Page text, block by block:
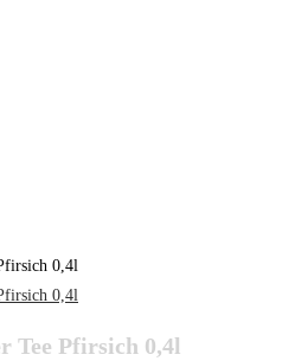
Tee Pfirsich 0,4l